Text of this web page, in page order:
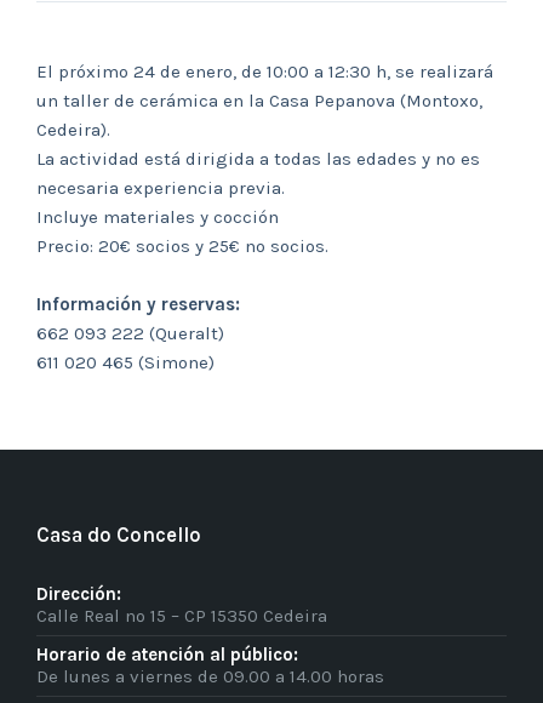
El próximo 24 de enero, de 10:00 a 12:30 h, se realizará
un taller de cerámica en la Casa Pepanova (Montoxo,
Cedeira).
La actividad está dirigida a todas las edades y no es
necesaria experiencia previa.
Incluye materiales y cocción
Precio: 20€ socios y 25€ no socios.
Información y reservas:
662 093 222 (Queralt)
611 020 465 (Simone)
Casa do Concello
Dirección:
Calle Real nº 15 – CP 15350 Cedeira
Horario de atención al público:
De lunes a viernes de 09.00 a 14.00 horas